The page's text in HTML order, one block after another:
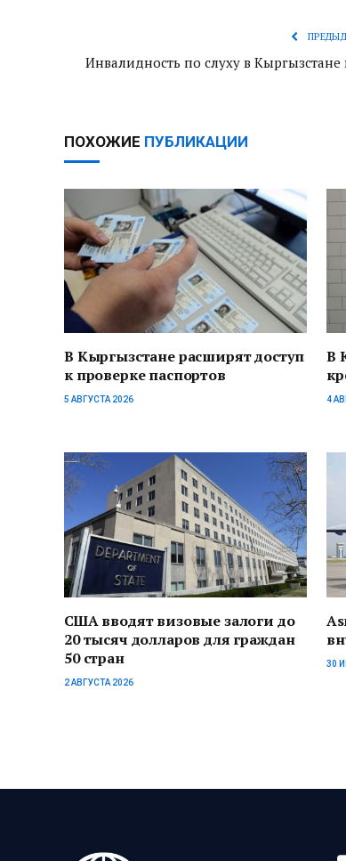
Инвалидность по слуху в Кыргызстане
ПОХОЖИЕ ПУБЛИКАЦИИ
В Кыргызстане расширят доступ
к проверке паспортов
5 АВГУСТА 2026
В
4
США вводят визовые залоги до
20 тысяч долларов для граждан
50 стран
2 АВГУСТА 2026
30